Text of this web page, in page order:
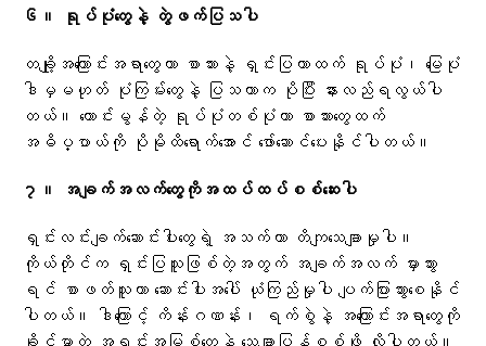
၆။ ရုပ်ပုံတွေနဲ့ တွဲဖက်ပြသပါ
တချို့အကြောင်းအရာတွေဟာ စာသားနဲ့ ရှင်းပြတာထက် ရုပ်ပုံ၊ မြေပုံ
ဒါမှမဟုတ် ပုံကြမ်းတွေနဲ့ ပြသတာက ပိုပြီး နားလည်ရလွယ်ပါ
တယ်။ ကောင်းမွန်တဲ့ ရုပ်ပုံတစ်ပုံဟာ စာသားတွေထက်
အဓိပ္ပာယ်ကို ပိုမိုထိရောက်အောင် ဖော်ဆောင်ပေးနိုင်ပါတယ်။
၇။ အချက်အလက်တွေကိုအထပ်ထပ်စစ်ဆေးပါ
ရှင်းလင်းချက်ဆောင်းပါးတွေရဲ့ အသက်ဟာ တိကျသေချာမှုပါ။
ကိုယ်တိုင်က ရှင်းပြသူဖြစ်တဲ့အတွက် အချက်အလက် မှားသွား
ရင် စာဖတ်သူဟာ ဆောင်းပါးအပေါ် ယုံကြည်မှုပါ ပျက်ပြားသွားစေနိုင်
ပါတယ်။ ဒါကြောင့် ကိန်းဂဏန်း၊ ရက်စွဲနဲ့ အကြောင်းအရာတွေကို